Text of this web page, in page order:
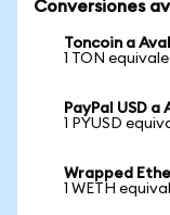
Conversiones
Toncoin a
1 TON
PayPal USD a
1 PYUSD
Wrapped
1 WETH